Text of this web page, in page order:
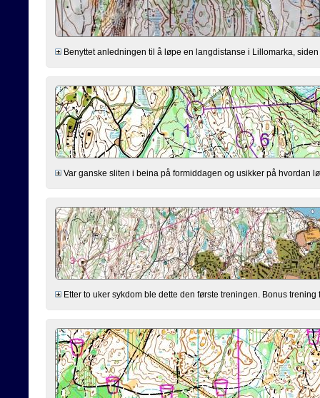
Benyttet anledningen til å løpe en langdistanse i Lillomarka,
Var ganske sliten i beina på formiddagen og usikker på hvordan
Etter to uker sykdom ble dette den første treningen. Bonus